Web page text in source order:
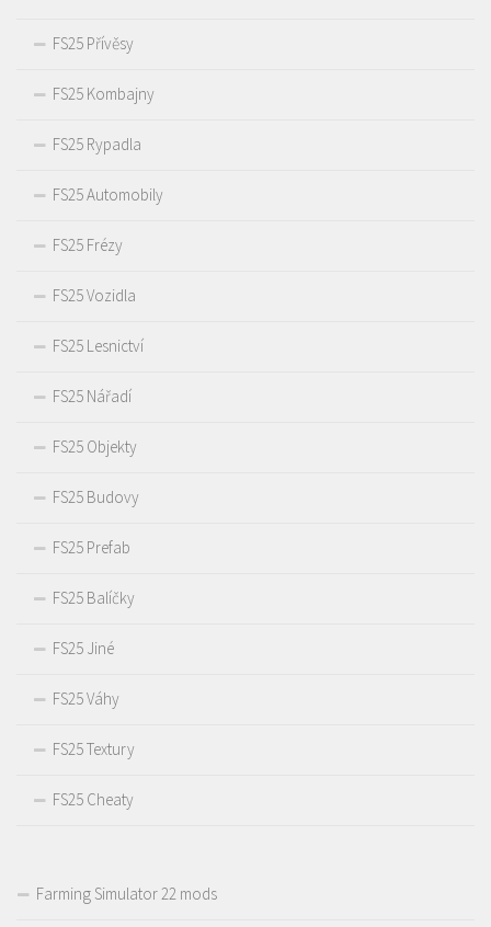
FS25 Přívěsy
FS25 Kombajny
FS25 Rypadla
FS25 Automobily
FS25 Frézy
FS25 Vozidla
FS25 Lesnictví
FS25 Nářadí
FS25 Objekty
FS25 Budovy
FS25 Prefab
FS25 Balíčky
FS25 Jiné
FS25 Váhy
FS25 Textury
FS25 Cheaty
Farming Simulator 22 mods